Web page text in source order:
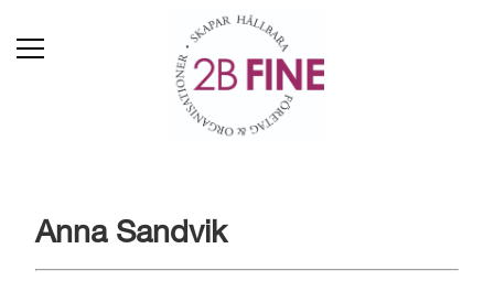
Anna Sandvik